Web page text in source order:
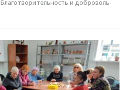
Благотвори­тель­ность и доброволь­